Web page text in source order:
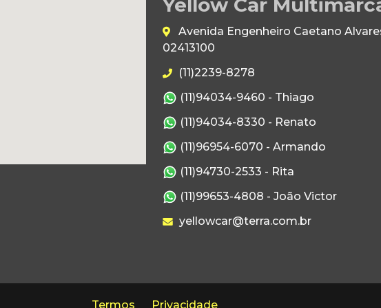
Avenida Engenheiro Caetano
02413100
(11)2239-8278
(11)94034-9460 - Thiago
(11)94034-8330 - Renato
(11)96954-6070 - Armando
(11)94730-2533 - Rita
(11)99653-4808 - João Victor
yellowcar@terra.com.br
Termos Privacidade